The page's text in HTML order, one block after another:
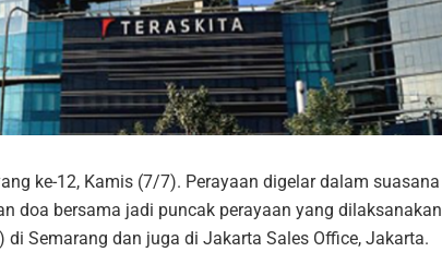
ke-12, Kamis (7/7). Perayaan digelar dalam suasana
doa bersama jadi puncak perayaan yang dilaksanakan
Semarang dan juga di Jakarta Sales Office, Jakarta.